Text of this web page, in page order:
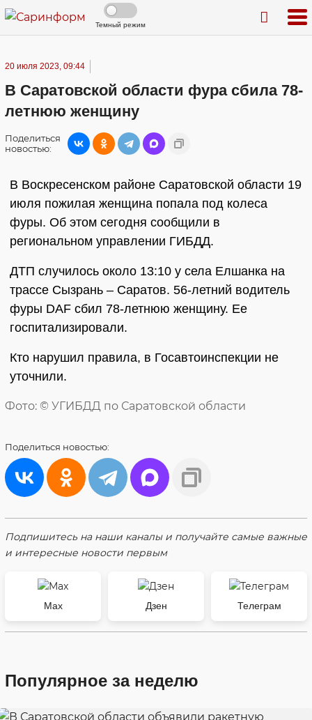
Темный режим
20 июля 2023, 09:44
В Саратовской области фура сбила 78-
летнюю женщину
Поделиться
новостью:
В Воскресенском районе Саратовской области 19
июля пожилая женщина попала под колеса
фуры. Об этом сегодня сообщили в
региональном управлении ГИБДД.
ДТП случилось около 13:10 у села Елшанка на
трассе Сызрань – Саратов. 56-летний водитель
фуры DAF сбил 78-летнюю женщину. Ее
госпитализировали.
Кто нарушил правила, в Госавтоинспекции не
уточнили.
Фото: © УГИБДД по Саратовской области
Поделиться новостью:
Подпишитесь на наши каналы и получайте самые важные
и интересные новости первым
Max Дзен Телеграм
Популярное за неделю